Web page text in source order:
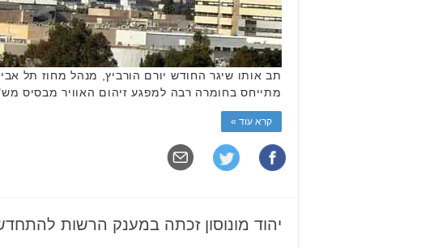
תב אותו שיגר החודש יורם הורביץ, מנהל מחוז תל
מתייחס בחומרה רבה למפגע זיהום האוויר מבסיס מש"א 7000 ופועל מול משרד הביטחון וגורמי הבסיס למניעת מפגע
קרא עוד »
יהוד מונוסון זכתה במענק הרשות להתחדשות